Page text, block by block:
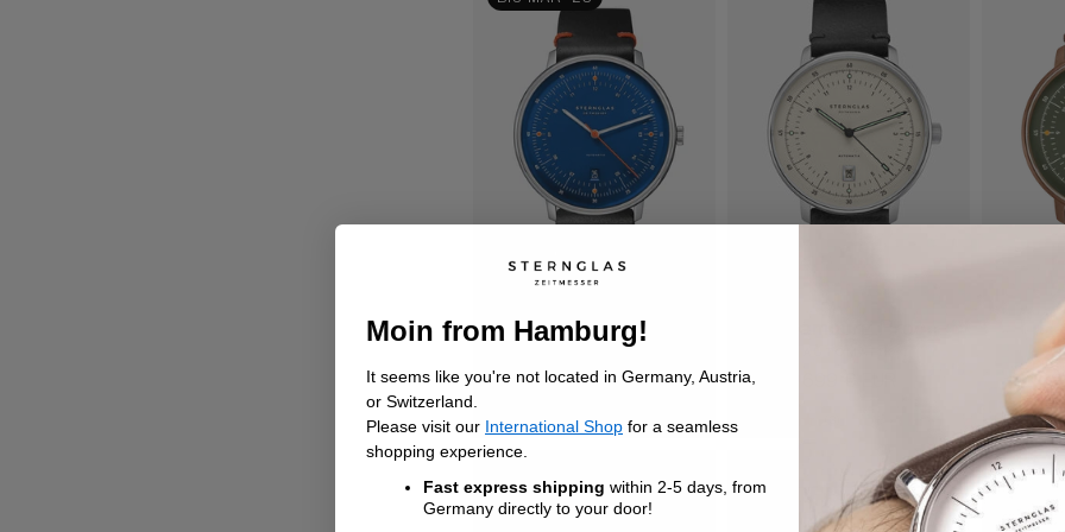
Hamburg Automatik
EDITION KÜSTE
Normaler
399 € EUR
(57)
Moin from Hamburg!
It seems like you're not located in Germany, Austria,
or Switzerland.
Please visit our International Shop for a seamless
shopping experience.
Fast express shipping within 2-5 days, from
Germany directly to your door!